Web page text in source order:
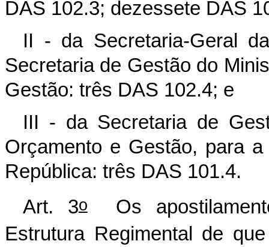
DAS 102.3; dezessete DAS
II - da Secretaria-Geral
Secretaria de Gestão do
Gestão: três DAS 102.4; e
III - da Secretaria de
Orçamento e Gestão, para
República: três DAS 101.4.
Art. 3oOs
Estrutura Regimental de